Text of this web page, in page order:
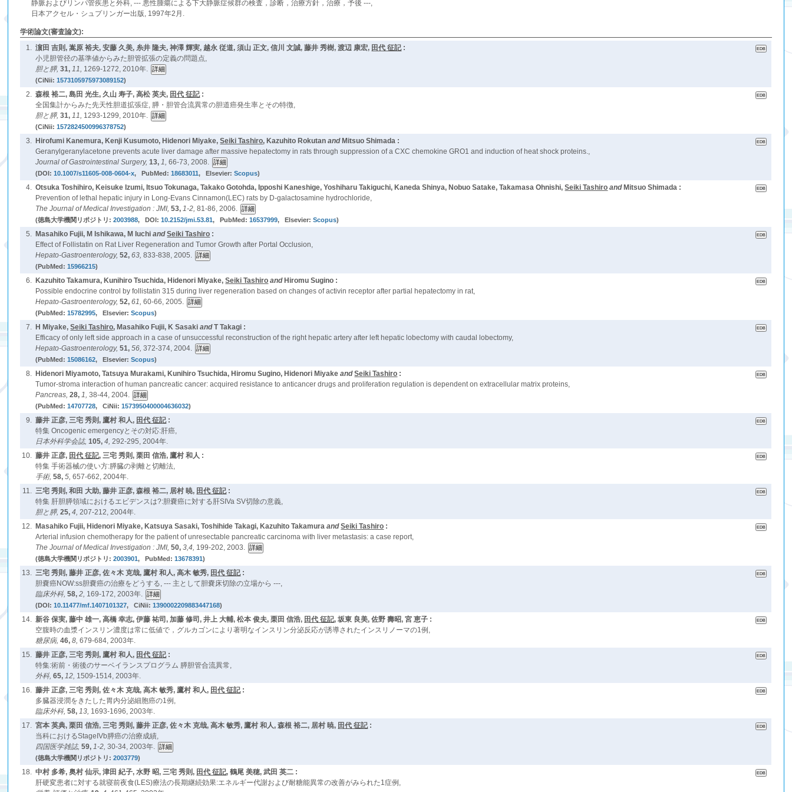
静脈およびリンパ管疾患と外科, --- 悪性腫瘍による下大静脈症候群の検査，診断，治療方針，治療，予後 ---,
日本アクセル・シュプリンガー出版, 1997年2月.
学術論文(審査論文):
1. 濵田 吉則, 嵩原 裕夫, 安藤 久美, 糸井 隆夫, 神澤 輝実, 越永 従道, 須山 正文, 信川 文誠, 藤井 秀樹, 渡辺 康宏, 田代 征記:
小児胆管径の基準値からみた胆管拡張の定義の問題点,
胆と膵,31,11, 1269-1272, 2010年.
(CiNii:1573105975973089152)
2. 森根 裕二, 島田 光生, 久山 寿子, 高松 英夫, 田代 征記:
全国集計からみた先天性胆道拡張症, 膵・胆管合流異常の胆道癌発生率とその特徴,
胆と膵,31,11, 1293-1299, 2010年.
(CiNii:1572824500996378752)
3. Hirofumi Kanemura, Kenji Kusumoto, Hidenori Miyake,Seiki Tashiro, Kazuhito Rokutan and Mitsuo Shimada :
Geranylgeranylacetone prevents acute liver damage after massive hepatectomy in rats through suppression of a CXC chemokine GRO1 and induction of heat shock proteins.,
Journal of Gastrointestinal Surgery,13,1,66-73, 2008.
(DOI:10.1007/s11605-008-0604-x, PubMed:18683011, Elsevier:Scopus)
4. Otsuka Toshihiro, Keisuke Izumi, Itsuo Tokunaga, Takako Gotohda, Ipposhi Kaneshige, Yoshiharu Takiguchi, Kaneda Shinya, Nobuo Satake, Takamasa Ohnishi,Seiki Tashiro and Mitsuo Shimada :
Prevention of lethal hepatic injury in Long-Evans Cinnamon(LEC) rats by D-galactosamine hydrochloride,
The Journal of Medical Investigation : JMI,53,1-2,81-86, 2006.
(徳島大学機関リポジトリ:2003988, DOI:10.2152/jmi.53.81, PubMed:16537999, Elsevier:Scopus)
5. Masahiko Fujii, M Ishikawa, M Iuchi andSeiki Tashiro :
Effect of Follistatin on Rat Liver Regeneration and Tumor Growth after Portal Occlusion,
Hepato-Gastroenterology,52,63,833-838, 2005.
(PubMed:15966215)
6. Kazuhito Takamura, Kunihiro Tsuchida, Hidenori Miyake,Seiki Tashiro and Hiromu Sugino :
Possible endocrine control by follistatin 315 during liver regeneration based on changes of activin receptor after partial hepatectomy in rat,
Hepato-Gastroenterology,52,61,60-66, 2005.
(PubMed:15782995, Elsevier:Scopus)
7. H Miyake,Seiki Tashiro, Masahiko Fujii, K Sasaki andT Takagi :
Efficacy of only left side approach in a case of unsuccessful reconstruction of the right hepatic artery after left hepatic lobectomy with caudal lobectomy,
Hepato-Gastroenterology,51,56,372-374, 2004.
(PubMed:15086162, Elsevier:Scopus)
8. Hidenori Miyamoto, Tatsuya Murakami, Kunihiro Tsuchida, Hiromu Sugino, Hidenori Miyake andSeiki Tashiro :
Tumor-stroma interaction of human pancreatic cancer: acquired resistance to anticancer drugs and proliferation regulation is dependent on extracellular matrix proteins,
Pancreas,28,1,38-44, 2004.
(PubMed:14707728, CiNii:1573950400004636032)
9. 藤井 正彦, 三宅 秀則, 鷹村 和人, 田代 征記:
特集 Oncogenic emergencyとその対応:肝癌,
日本外科学会誌,105,4,292-295, 2004年.
10. 藤井 正彦, 田代 征記, 三宅 秀則, 栗田 信浩, 鷹村 和人 :
特集 手術器械の使い方:膵臓の剥離と切離法,
手術,58,5,657-662, 2004年.
11. 三宅 秀則, 和田 大助, 藤井 正彦, 森根 裕二, 居村 暁, 田代 征記:
特集 肝胆膵領域におけるエビデンスは?:胆嚢癌に対する肝SIVa SV切除の意義,
胆と膵,25,4,207-212, 2004年.
12. Masahiko Fujii, Hidenori Miyake, Katsuya Sasaki, Toshihide Takagi, Kazuhito Takamura andSeiki Tashiro :
Arterial infusion chemotherapy for the patient of unresectable pancreatic carcinoma with liver metastasis: a case report,
The Journal of Medical Investigation : JMI,50,3,4, 199-202, 2003.
(徳島大学機関リポジトリ:2003901, PubMed:13678391)
13. 三宅 秀則, 藤井 正彦, 佐々木 克哉, 鷹村 和人, 高木 敏秀, 田代 征記:
胆嚢癌NOW:ss胆嚢癌の治療をどうする, --- 主として胆嚢床切除の立場から ---,
臨床外科,58,2, 169-172, 2003年.
(DOI:10.11477/mf.1407101327, CiNii:1390002209883447168)
14. 新谷 保実, 藤中 雄一, 高橋 幸志, 伊藤 祐司, 加藤 修司, 井上 大輔, 松本 俊夫, 栗田 信浩, 田代 征記, 坂東 良美, 佐野 壽昭, 宮 恵子 :
空腹時の血漿インスリン濃度は常に低値で，グルカゴンにより著明なインスリン分泌反応が誘導されたインスリノーマの1例,
糖尿病,46,8,679-684, 2003年.
15. 藤井 正彦, 三宅 秀則, 鷹村 和人, 田代 征記:
特集:術前・術後のサーベイランスプログラム 膵胆管合流異常,
外科,65,12, 1509-1514, 2003年.
16. 藤井 正彦, 三宅 秀則, 佐々木 克哉, 高木 敏秀, 鷹村 和人, 田代 征記:
多臓器浸潤をきたした胃内分泌細胞癌の1例,
臨床外科,58,13, 1693-1696, 2003年.
17. 宮本 英典, 栗田 信浩, 三宅 秀則, 藤井 正彦, 佐々木 克哉, 高木 敏秀, 鷹村 和人, 森根 裕二, 居村 暁, 田代 征記:
当科におけるStageIVb膵癌の治療成績,
四国医学雑誌,59,1-2,30-34, 2003年.
(徳島大学機関リポジトリ:2003779)
18. 中村 多希, 奥村 仙示, 津田 紀子, 水野 昭, 三宅 秀則, 田代 征記, 鶴尾 美穂, 武田 英二 :
肝硬変患者に対する就寝前夜食(LES)療法の長期継続効果:エネルギー代謝および耐糖能異常の改善がみられた1症例,